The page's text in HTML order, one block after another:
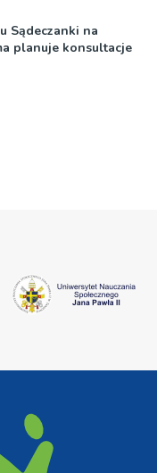
Sądeczanki na
planuje konsultacje